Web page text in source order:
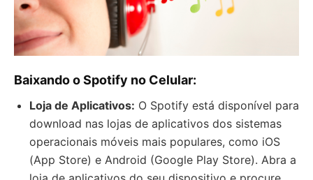
Baixando o Spotify no Celular:
Loja de Aplicativos: O Spotify está disponível para
download nas lojas de aplicativos dos sistemas
operacionais móveis mais populares, como iOS
(App Store) e Android (Google Play Store). Abra a